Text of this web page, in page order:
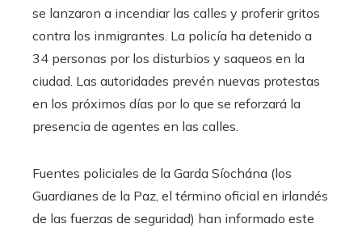
se lanzaron a incendiar las calles y proferir gritos
contra los inmigrantes. La policía ha detenido a
34 personas por los disturbios y saqueos en la
ciudad. Las autoridades prevén nuevas protestas
en los próximos días por lo que se reforzará la
presencia de agentes en las calles.
Fuentes policiales de la Garda Síochána (los
Guardianes de la Paz, el término oficial en irlandés
de las fuerzas de seguridad) han informado este